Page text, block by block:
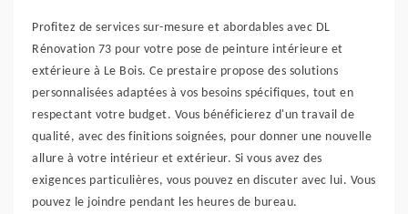
Profitez de services sur-mesure et abordables avec DL
Rénovation 73 pour votre pose de peinture intérieure et
extérieure à Le Bois. Ce prestaire propose des solutions
personnalisées adaptées à vos besoins spécifiques, tout en
respectant votre budget. Vous bénéficierez d'un travail de
qualité, avec des finitions soignées, pour donner une nouvelle
allure à votre intérieur et extérieur. Si vous avez des
exigences particulières, vous pouvez en discuter avec lui. Vous
pouvez le joindre pendant les heures de bureau.